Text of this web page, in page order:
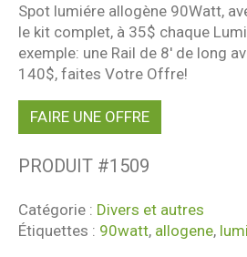
Spot lumiére allogène 90Watt,
le kit complet, à 35$ chaque
exemple: une Rail de 8' de long
140$, faites Votre Offre!
FAIRE UNE OFFRE
PRODUIT #1509
Catégorie : Divers et autres
Étiquettes : 90watt, allogene,